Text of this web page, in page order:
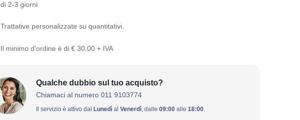
di 2-3 giorni.
Trattative personalizzate su quantitativi.
Il minimo d'ordine è di € 30,00 + IVA
Qualche dubbio sul tuo acquisto?
Chiamaci al numero 011 9103774
Il servizio è attivo dal Lunedìal Venerdì, dalle 09:00alle 18:00.